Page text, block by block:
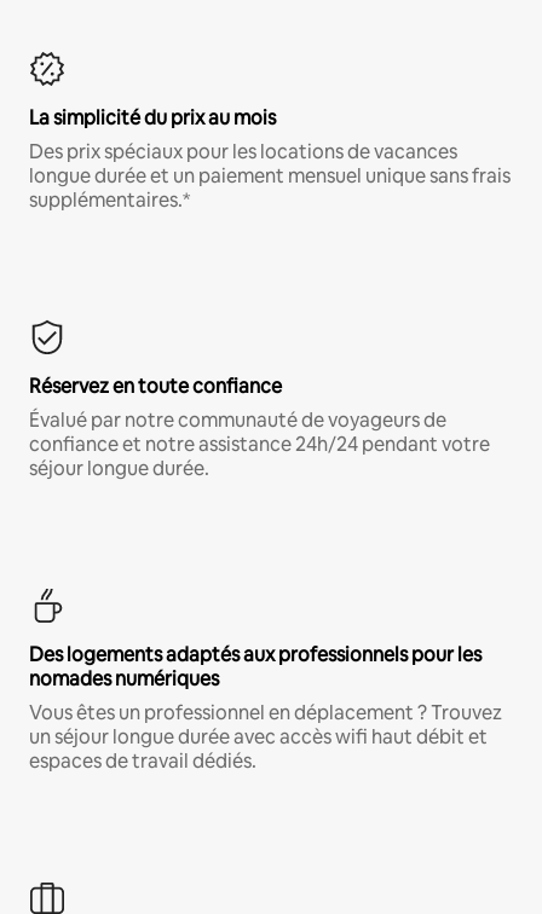
La simplicité du prix au mois
Des prix spéciaux pour les locations de vacances
longue durée et un paiement mensuel unique sans frais
supplémentaires.*
Réservez en toute confiance
Évalué par notre communauté de voyageurs de
confiance et notre assistance 24h/24 pendant votre
séjour longue durée.
Des logements adaptés aux professionnels pour les
nomades numériques
Vous êtes un professionnel en déplacement ? Trouvez
un séjour longue durée avec accès wifi haut débit et
espaces de travail dédiés.